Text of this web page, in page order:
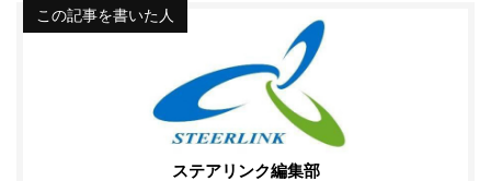
この記事を書いた人
ステアリンク編集部